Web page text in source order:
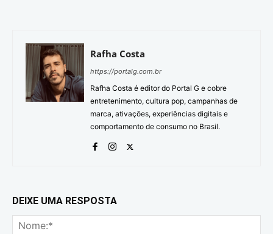
Rafha Costa
https://portalg.com.br
Rafha Costa é editor do Portal G e cobre
entretenimento, cultura pop, campanhas de
marca, ativações, experiências digitais e
comportamento de consumo no Brasil.
DEIXE UMA RESPOSTA